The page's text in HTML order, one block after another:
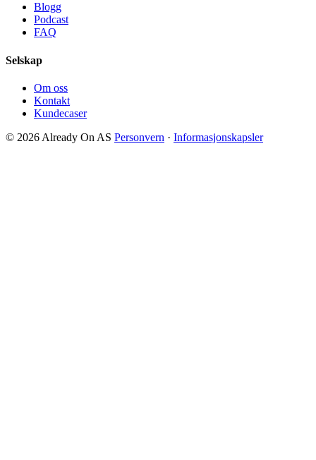
Blogg
Podcast
FAQ
Selskap
Om oss
Kontakt
Kundecaser
© 2026 Already On AS Personvern · Informasjonskapsler